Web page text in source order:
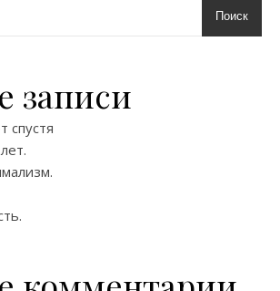
Поиск
записи
спустя